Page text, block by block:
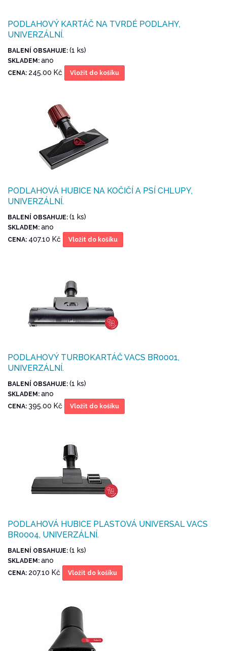
PODLAHOVÝ KARTÁČ NA TVRDÉ PODLAHY,
UNIVERZÁLNÍ.
BALENÍ OBSAHUJE: (1 ks)
SKLADEM: ano
CENA: 245.00 Kč Vložit do košíku
PODLAHOVÁ HUBICE NA KOČIČÍ A PSÍ CHLUPY,
UNIVERZÁLNÍ.
BALENÍ OBSAHUJE: (1 ks)
SKLADEM: ano
CENA: 407.10 Kč Vložit do košíku
PODLAHOVÝ TURBOKARTÁČ VACS BR0001,
UNIVERZÁLNÍ.
BALENÍ OBSAHUJE: (1 ks)
SKLADEM: ano
CENA: 395.00 Kč Vložit do košíku
PODLAHOVÁ HUBICE PLASTOVÁ UNIVERSAL VACS
BR0004, UNIVERZÁLNÍ.
BALENÍ OBSAHUJE: (1 ks)
SKLADEM: ano
CENA: 207.10 Kč Vložit do košíku